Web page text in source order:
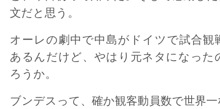
文だと思う。
オーレの劇中で中島がドイツで試合観
あるんだけど、やはり元ネタになった
ろうか。
ブンデスって、確か観客動員数で世界